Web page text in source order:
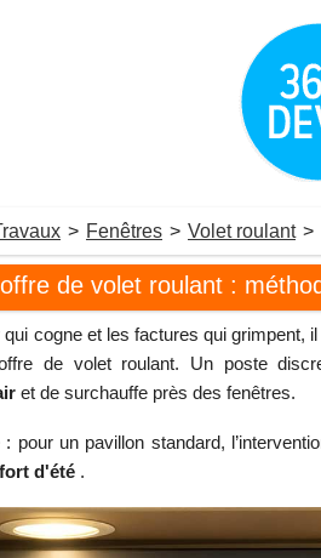
> Fenêtres > Volet roulant >
de volet roulant :
cogne et les factures qui grimpent,
de volet roulant. Un poste
et de surchauffe près des fenêtres.
: pour un pavillon standard,
d'été .